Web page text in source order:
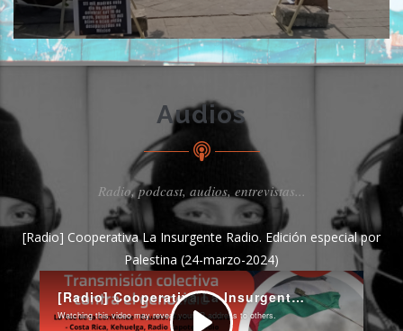
Audios
Radio, podcast, audios, entrevistas...
[Radio] Cooperativa La Insurgente Radio. Edición especial por
Palestina (24-marzo-2024)